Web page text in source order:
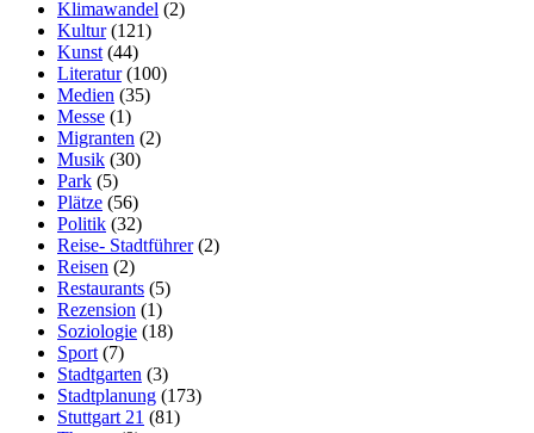
Klimawandel (2)
Kultur(121)
Kunst(44)
Literatur(100)
Medien (35)
Messe (1)
Migranten (2)
Musik (30)
Park (5)
Plätze (56)
Politik (32)
Reise- Stadtführer(2)
Reisen (2)
Restaurants (5)
Rezension (1)
Soziologie (18)
Sport(7)
Stadtgarten (3)
Stadtplanung (173)
Stuttgart 21 (81)